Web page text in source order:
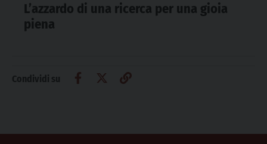
L’azzardo di una ricerca per una gioia
piena
Condividi su